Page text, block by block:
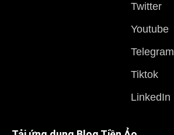
Twitter
Youtube
Telegram
Tiktok
LinkedIn